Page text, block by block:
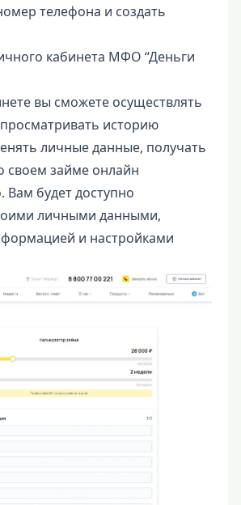
телефона и создать
кабинета МФО “Деньги
вы сможете осуществлять
историю
личные данные, получать
займе онлайн
Вам будет доступно
личными данными,
и настройками